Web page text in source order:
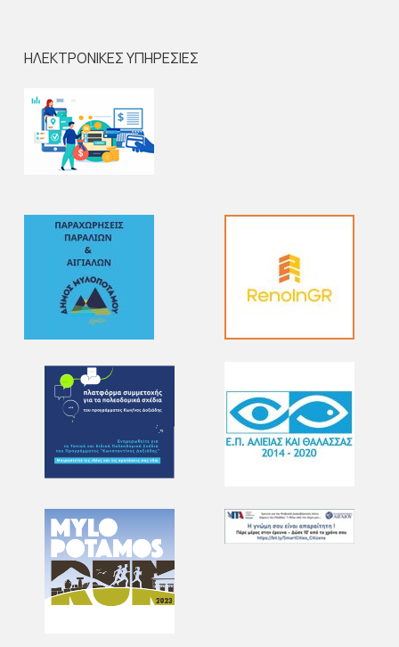
ΗΛΕΚΤΡΟΝΙΚΕΣ ΥΠΗΡΕΣΙΕΣ